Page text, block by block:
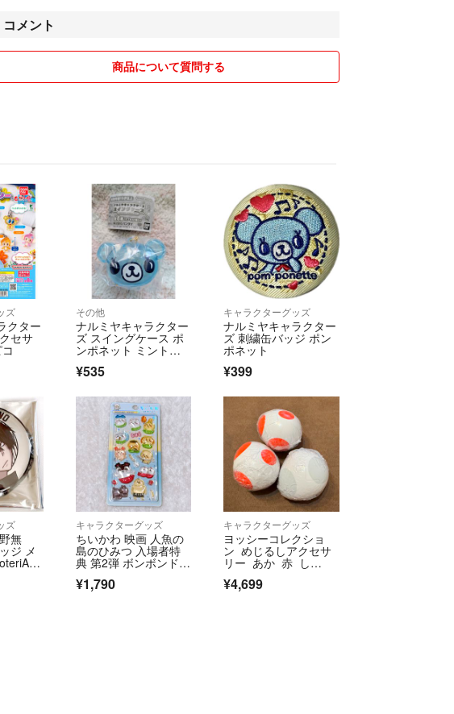
コメント
商品について質問する
ズ
クター
セサ
その他
ナルミヤキャラクター
ズ スイングケース ポ
ンポネット ミントく
ん ガチャガチャ
¥535
キャラクターグッズ
ナルミヤキャラクター
ズ 刺繍缶バッジ ポン
ポネット
¥399
ズ
無
ジ メ
フ
キャラクターグッズ
ちいかわ 映画 人魚の
島のひみつ 入場者特
典 第2弾 ボンボンドロ
¥1,790
キャラクターグッズ
ヨッシーコレクショ
ン めじるしアクセサ
リー あか 赤 し
¥4,699